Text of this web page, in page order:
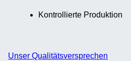
Kontrollierte Produktion
Unser Qualitätsversprechen